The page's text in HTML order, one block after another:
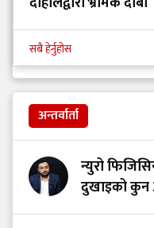
सबै हेर्नुहोस
अन्तर्वार्ता
न्युरो
दुखाइको कुन